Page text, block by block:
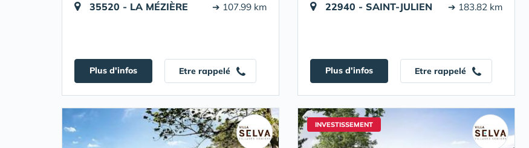
35520 - LA MÉZIÈRE ➔ 107.99 km
Plus d'infos Etre rappelé
22940 - SAINT-JULIEN ➔ 183.82 km
Plus d'infos Etre rappelé
INVESTISSEMENT